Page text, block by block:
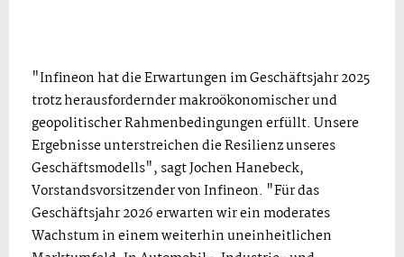
"Infineon hat die Erwartungen im Geschäftsjahr 2025
trotz herausfordernder makroökonomischer und
geopolitischer Rahmenbedingungen erfüllt. Unsere
Ergebnisse unterstreichen die Resilienz unseres
Geschäftsmodells", sagt Jochen Hanebeck,
Vorstandsvorsitzender von Infineon. "Für das
Geschäftsjahr 2026 erwarten wir ein moderates
Wachstum in einem weiterhin uneinheitlichen